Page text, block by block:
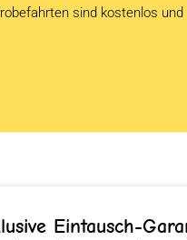
sind kostenlos und
Eintausch-